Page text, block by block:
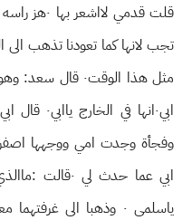
قلت قدمي
تجب لانها كما تعودنا تذهب الى
مثل هذا الوقت٠
ابي عما حدث
ياسلمى ٠ وذهبا الى